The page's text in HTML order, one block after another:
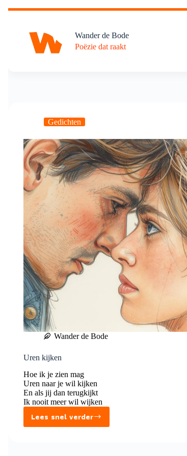
Ga
Wander de Bode
Poëzie dat raakt
Gedichten
Wander de Bode
Uren kijken
Hoe ik je zien mag
Uren naar je wil kijken
En als jij dan terugkijkt
Ik nooit meer wil wijken
Lees snel verder
Uren